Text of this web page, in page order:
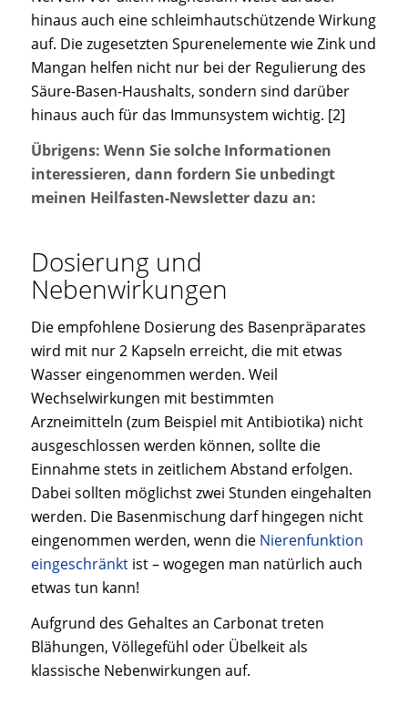
hinaus auch eine schleimhautschützende Wirkung
auf. Die zugesetzten Spurenelemente wie Zink und
Mangan helfen nicht nur bei der Regulierung des
Säure-Basen-Haushalts, sondern sind darüber
hinaus auch für das Immunsystem wichtig. [2]
Übrigens: Wenn Sie solche Informationen
interessieren, dann fordern Sie unbedingt
meinen Heilfasten-Newsletter dazu an:
Dosierung und
Nebenwirkungen
Die empfohlene Dosierung des Basenpräparates
wird mit nur 2 Kapseln erreicht, die mit etwas
Wasser eingenommen werden. Weil
Wechselwirkungen mit bestimmten
Arzneimitteln (zum Beispiel mit Antibiotika) nicht
ausgeschlossen werden können, sollte die
Einnahme stets in zeitlichem Abstand erfolgen.
Dabei sollten möglichst zwei Stunden eingehalten
werden. Die Basenmischung darf hingegen nicht
eingenommen werden, wenn die Nierenfunktion
eingeschränktist – wogegen man natürlich auch
etwas tun kann!
Aufgrund des Gehaltes an Carbonat treten
Blähungen, Völlegefühl oder Übelkeit als
klassische Nebenwirkungen auf.